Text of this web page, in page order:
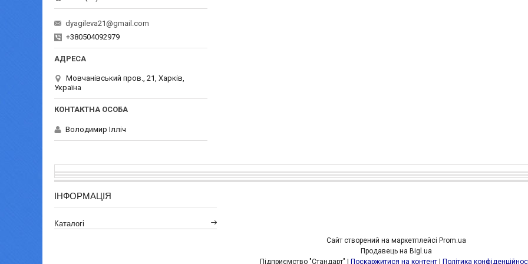
dyagileva21@gmail.com
+380504092979
Мовчанівський пров., 21, Харків,
Україна
Володимир Ілліч
ІНФОРМАЦІЯ
Каталогі
Сайт створений на маркетплейсі Prom.ua
Продавець на Bigl.ua
Підприємство "Стандарт" | Поскаржитися на контент | Політика